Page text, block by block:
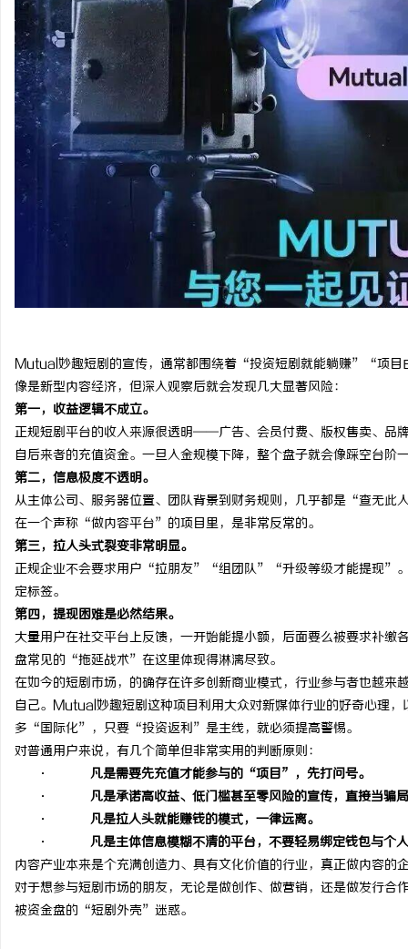
Mutual妙趣短剧的宣传，通常都围绕着“投资短剧就能躺赚”“项
像是新型内容经济，但深入观察后就会发现几大显著风险：
第一，收益逻辑不成立。
正规短剧平台的收入来源很透明——广告、会员付费、版权售卖、品
自后来者的充值资金。一旦入金规模下降，整个盘子就会像踩空台阶
第二，信息极度不透明。
从主体公司、服务器位置、团队背景到财务规则，几乎都是“查无
在一个声称“做内容平台”的项目里，是非常反常的。
第三，拉人头式裂变非常明显。
正规企业不会要求用户“拉朋友”“组团队”“升级等级才能提现”。
定标签。
第四，提现困难是必然结果。
大量用户在社交平台上反馈，一开始能提小额，后面要么被要求补
盘常见的“拖延战术”在这里体现得淋漓尽致。
在如今的短剧市场，的确存在许多创新商业模式，行业参与者也越
自己。Mutual妙趣短剧这种项目利用大众对新媒体行业的好奇心理
多“国际化”，只要“投资返利”是主线，就必须提高警惕。
对普通用户来说，有几个简单但非常实用的判断原则：
· 凡是需要先充值才能参与的“项目” ，先打问号。
· 凡是承诺高收益、低门槛甚至零风险的宣传，直接当骗
· 凡是拉人头就能赚钱的模式，一律远离。
· 凡是主体信息模糊不清的平台，不要轻易绑定钱包与个
内容产业本来是个充满创造力、具有文化价值的行业，真正做内容
对于想参与短剧市场的朋友，无论是做创作、做营销，还是做发行
被资金盘的“短剧外壳”迷惑。